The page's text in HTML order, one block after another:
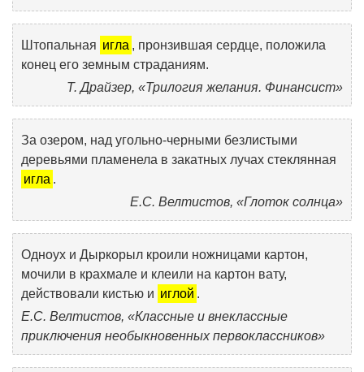
Штопальная игла , пронзившая сердце, положила
конец его земным страданиям.
Т. Драйзер, «Трилогия желания. Финансист»
За озером, над угольно-черными безлистыми
деревьями пламенела в закатных лучах стеклянная
игла .
Е.С. Велтистов, «Глоток солнца»
Одноух и Дыркорыл кроили ножницами картон,
мочили в крахмале и клеили на картон вату,
действовали кистью и иглой .
Е.С. Велтистов, «Классные и внеклассные
приключения необыкновенных первоклассников»